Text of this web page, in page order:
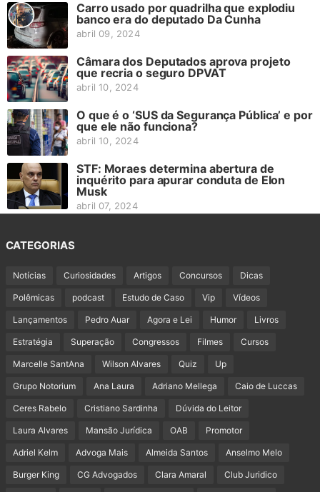
Carro usado por quadrilha que explodiu
banco era do deputado Da Cunha
abril 09, 2024
Câmara dos Deputados aprova projeto
que recria o seguro DPVAT
abril 10, 2024
O que é o ‘SUS da Segurança Pública’ e por
que ele não funciona?
abril 10, 2024
STF: Moraes determina abertura de
inquérito para apurar conduta de Elon
Musk
abril 07, 2024
CATEGORIAS
Notícias Curiosidades Artigos Concursos Dicas
Polêmicas podcast Estudo de Caso Vip Vídeos
Lançamentos Pedro Auar Agora e Lei Humor Livros
Estratégia Superação Congressos Filmes Cursos
Marcelle SantAna Wilson Alvares Quiz Up
Grupo Notorium Ana Laura Adriano Mellega Caio de Luccas
Ceres Rabelo Cristiano Sardinha Dúvida do Leitor
Laura Alvares Mansão Jurídica OAB Promotor
Adriel Kelm Advoga Mais Almeida Santos Anselmo Melo
Burger King CG Advogados Clara Amaral Club Juridico